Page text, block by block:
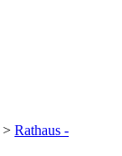
> Rathaus -